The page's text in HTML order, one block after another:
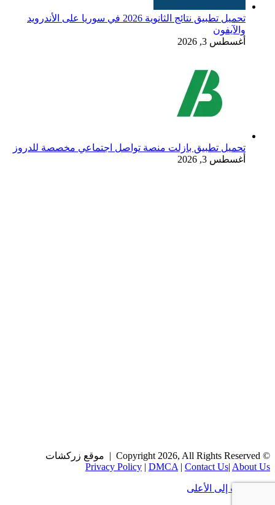
تحميل تطبيق نتائج الثانوية 2026 في سوريا على الأندرويد
والآيفون
أغسطس 3, 2026
تحميل تطبيق بازلت منصة تواصل اجتماعي مخصصة للدروز
أغسطس 3, 2026
© Copyright 2026, All Rights Reserved | موقع زركشات
Privacy Policy | DMCA | Contact Us| About Us
زر الذهاب إلى الأعلى